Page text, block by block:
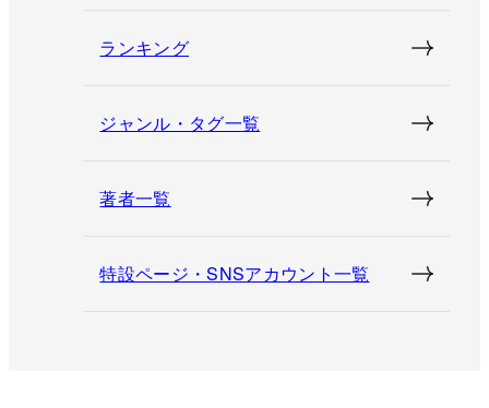
ランキング
ジャンル・タグ一覧
著者一覧
特設ページ・SNSアカウント一覧